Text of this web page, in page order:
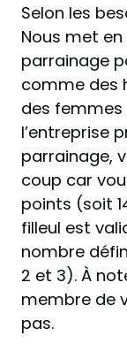
Selon les
Nous met
parrainage
comme des
des femmes
l’entreprise
parrainage,
coup car
points (soit
filleul est
nombre
2 et 3). À
membre de
pas.